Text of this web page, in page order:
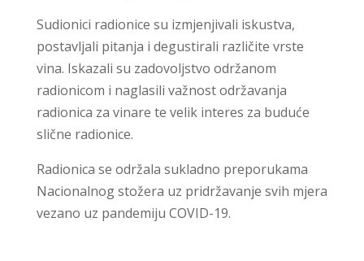
Sudionici radionice su izmjenjivali iskustva,
postavljali pitanja i degustirali različite vrste
vina. Iskazali su zadovoljstvo održanom
radionicom i naglasili važnost održavanja
radionica za vinare te velik interes za buduće
slične radionice.
Radionica se održala sukladno preporukama
Nacionalnog stožera uz pridržavanje svih mjera
vezano uz pandemiju COVID-19.